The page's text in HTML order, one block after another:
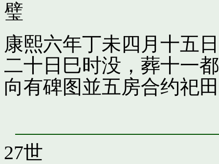
璧
康熙六年丁未四月十五
二十日巳时没，葬十一
向有碑图並五房合约祀
27世